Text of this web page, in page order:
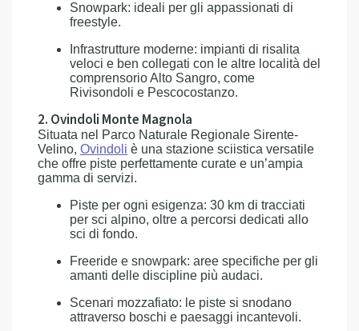
Snowpark: ideali per gli appassionati di
freestyle.
Infrastrutture moderne: impianti di risalita
veloci e ben collegati con le altre località del
comprensorio Alto Sangro, come
Rivisondoli e Pescocostanzo.
2. Ovindoli Monte Magnola
Situata nel Parco Naturale Regionale Sirente-
Velino, Ovindoli è una stazione sciistica versatile
che offre piste perfettamente curate e un’ampia
gamma di servizi.
Piste per ogni esigenza: 30 km di tracciati
per sci alpino, oltre a percorsi dedicati allo
sci di fondo.
Freeride e snowpark: aree specifiche per gli
amanti delle discipline più audaci.
Scenari mozzafiato: le piste si snodano
attraverso boschi e paesaggi incantevoli.